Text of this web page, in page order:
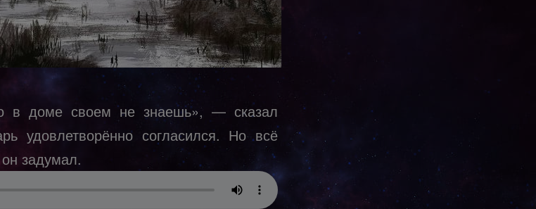
в доме своем не знаешь», — сказал
удовлетворённо согласился. Но всё
задумал.